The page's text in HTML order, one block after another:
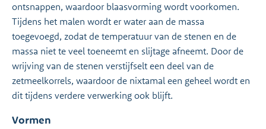
ontsnappen, waardoor blaasvorming wordt voorkomen.
Tijdens het malen wordt er water aan de massa
toegevoegd, zodat de temperatuur van de stenen en de
massa niet te veel toeneemt en slijtage afneemt. Door de
wrijving van de stenen verstijfselt een deel van de
zetmeelkorrels, waardoor de nixtamal een geheel wordt en
dit tijdens verdere verwerking ook blijft.
Vormen